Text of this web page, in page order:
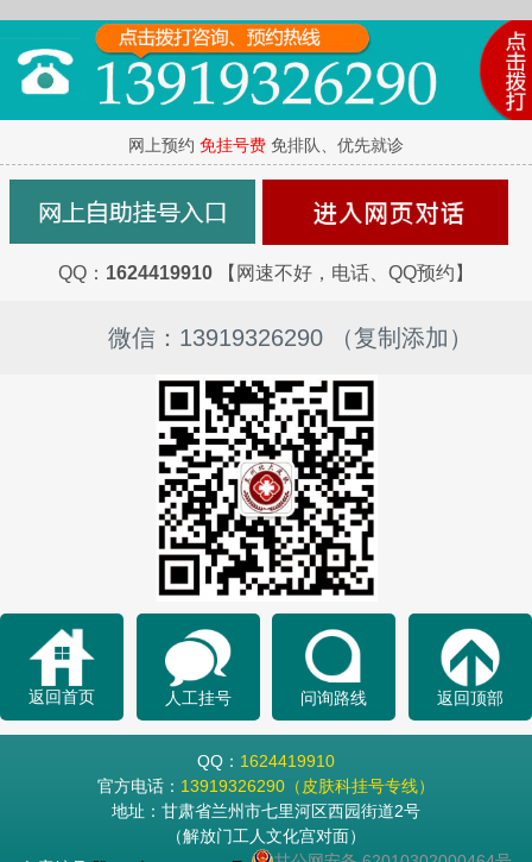
网上预约 免挂号费 免排队、优先就诊
QQ： 1624419910 【网速不好，电话、QQ预约】
微信：13919326290 （复制添加）
返回首页 人工挂号 问询路线 返回顶部
QQ： 1624419910
官方电话： 13919326290（皮肤科挂号专线）
地址：甘肃省兰州市七里河区西园街道2号
（解放门工人文化宫对面）